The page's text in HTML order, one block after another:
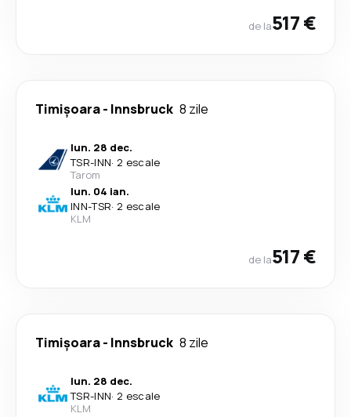
de la517 €
Timișoara- Innsbruck 8 zile
lun. 28 dec.
TSR-INN· 2 escale
Tarom
lun. 04 ian.
INN-TSR· 2 escale
KLM
de la517 €
Timișoara- Innsbruck 8 zile
lun. 28 dec.
TSR-INN· 2 escale
KLM